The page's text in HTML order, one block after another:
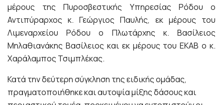
μέρους της Πυροσβεστικής Υπηρεσίας Ρόδου ο
Αντιπύραρχος κ. Γεώργιος Παυλής, εκ μέρους του
Λιμεναρχείου Ρόδου ο Πλωτάρχης κ. Βασίλειος
Μηλαθιανάκης Βασίλειος και εκ μέρους του ΕΚΑΒ ο κ.
Χαράλαμπος Τσιμπλέκας.
Κατά την δεύτερη σύγκληση της ειδικής ομάδας,
πραγματοποιήθηκε και αυτοψία μίξης δάσους και